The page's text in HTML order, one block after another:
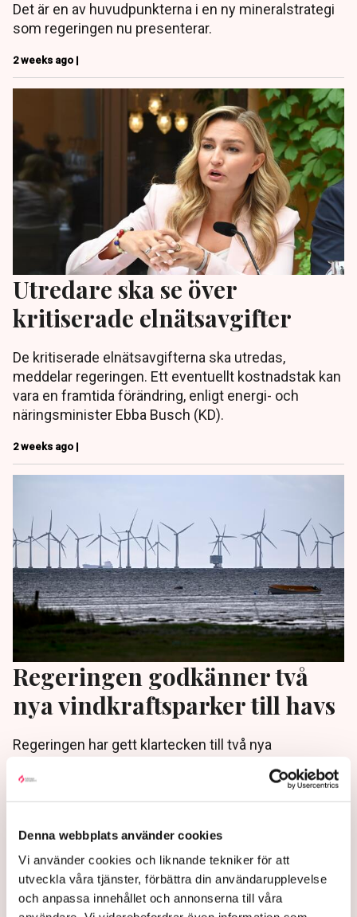
Denna webbplats använder cookies
Vi använder cookies och liknande tekniker för att
utveckla våra tjänster, förbättra din användarupplevelse
och anpassa innehållet och annonserna till våra
Det är en av huvudpunkterna i en ny mineralstrategi
som regeringen nu presenterar.
2 weeks ago |
Utredare ska se över
kritiserade elnätsavgifter
De kritiserade elnätsavgifterna ska utredas,
meddelar regeringen. Ett eventuellt kostnadstak kan
vara en framtida förändring, enligt energi- och
näringsminister Ebba Busch (KD).
2 weeks ago |
Regeringen godkänner två
nya vindkraftsparker till havs
Regeringen har gett klartecken till två nya
och i norra Skagerrak.